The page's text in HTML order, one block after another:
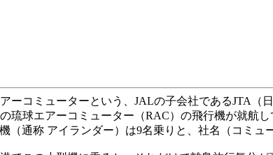
ーコミューターという、JALの子会社であるJTA
琉球エアーコミューター（RAC）の飛行機が就航
（通称 アイランダー）は9名乗りと、社名（コミュ